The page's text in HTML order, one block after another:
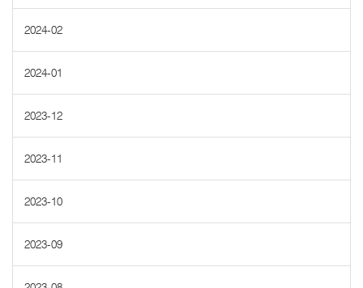
2024-02
2024-01
2023-12
2023-11
2023-10
2023-09